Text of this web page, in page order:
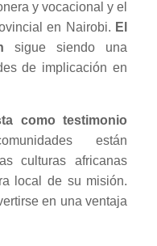
y vocacional y el
en Nairobi. El
sigue siendo una
de implicación en
como testimonio
están
culturas africanas
local de su misión.
en una ventaja